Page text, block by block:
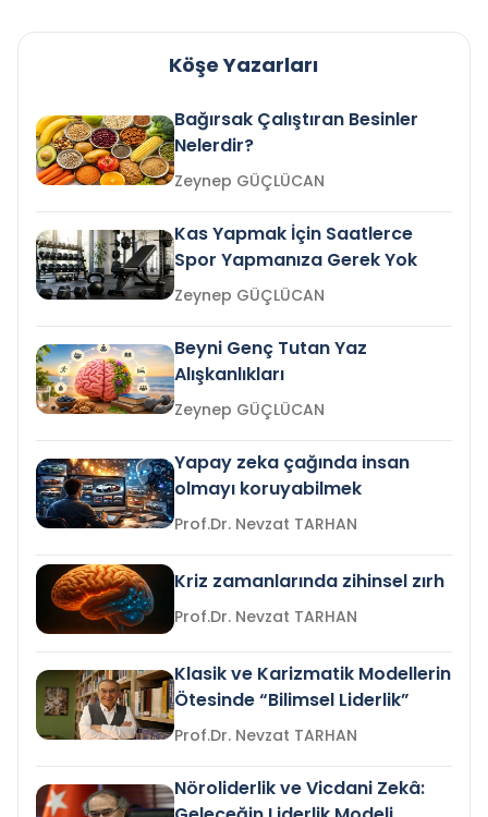
Köşe Yazarları
Bağırsak Çalıştıran Besinler
Nelerdir?
Zeynep GÜÇLÜCAN
Kas Yapmak İçin Saatlerce
Spor Yapmanıza Gerek Yok
Zeynep GÜÇLÜCAN
Beyni Genç Tutan Yaz
Alışkanlıkları
Zeynep GÜÇLÜCAN
Yapay zeka çağında insan
olmayı koruyabilmek
Prof.Dr. Nevzat TARHAN
Kriz zamanlarında zihinsel zırh
Prof.Dr. Nevzat TARHAN
Klasik ve Karizmatik Modellerin
Ötesinde “Bilimsel Liderlik”
Prof.Dr. Nevzat TARHAN
Nöroliderlik ve Vicdani Zekâ: